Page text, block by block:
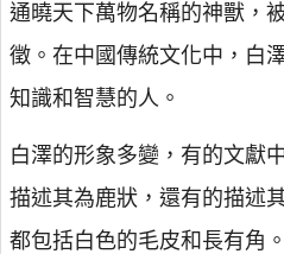
通曉天下萬物名稱的神獸，
徵。在中國傳統文化中，白
知識和智慧的人。
白澤的形象多變，有的文獻
描述其為鹿狀，還有的描述
都包括白色的毛皮和長有角